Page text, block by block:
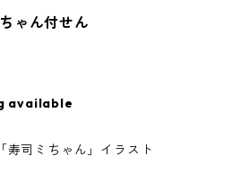
ゃん付せん
available
寿司ミちゃん」イラスト